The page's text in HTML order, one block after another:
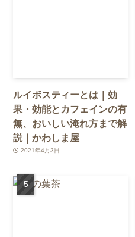
ルイボスティーとは｜効
果・効能とカフェインの有
無、おいしい淹れ方まで解
説｜かわしま屋
2021年4月3日